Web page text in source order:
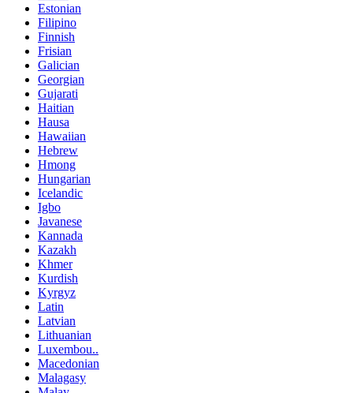
Estonian
Filipino
Finnish
Frisian
Galician
Georgian
Gujarati
Haitian
Hausa
Hawaiian
Hebrew
Hmong
Hungarian
Icelandic
Igbo
Javanese
Kannada
Kazakh
Khmer
Kurdish
Kyrgyz
Latin
Latvian
Lithuanian
Luxembou..
Macedonian
Malagasy